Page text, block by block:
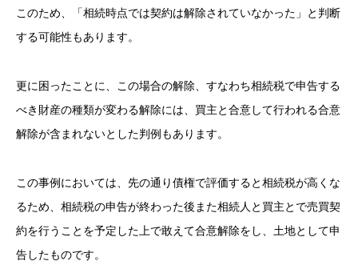
このため、「相続時点では契約は解除されていなかった」と判断
する可能性もあります。
更に困ったことに、この場合の解除、すなわち相続税で申告する
べき財産の種類が変わる解除には、買主と合意して行われる合意
解除が含まれないとした判例もあります。
この事例においては、先の通り債権で評価すると相続税が高くな
るため、相続税の申告が終わった後また相続人と買主とで売買契
約を行うことを予定した上で敢えて合意解除をし、土地として申
告したものです。